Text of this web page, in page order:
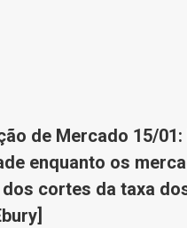
de Mercado 15/01:
enquanto os
cortes da taxa